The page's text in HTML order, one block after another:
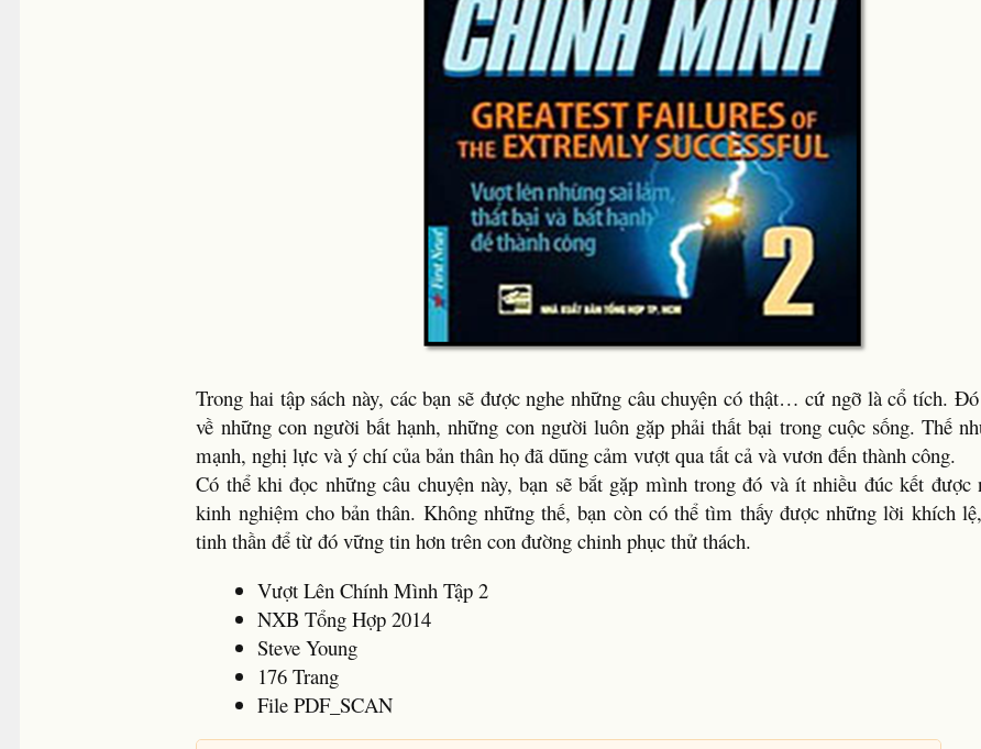
Trong hai tập sách này, các bạn sẽ được nghe những câu chuyện có thật… cứ ngỡ là cổ tích.
về những con người bất hạnh, những con người luôn gặp phải thất bại trong cuộc sống. Thế
mạnh, nghị lực và ý chí của bản thân họ đã dũng cảm vượt qua tất cả và vươn đến thành công.
Có thể khi đọc những câu chuyện này, bạn sẽ bắt gặp mình trong đó và ít nhiều đúc kết được
kinh nghiệm cho bản thân. Không những thế, bạn còn có thể tìm thấy được những lời khích
tinh thần để từ đó vững tin hơn trên con đường chinh phục thử thách.
Vượt Lên Chính Mình Tập 2
NXB Tổng Hợp 2014
Steve Young
176 Trang
File PDF_SCAN